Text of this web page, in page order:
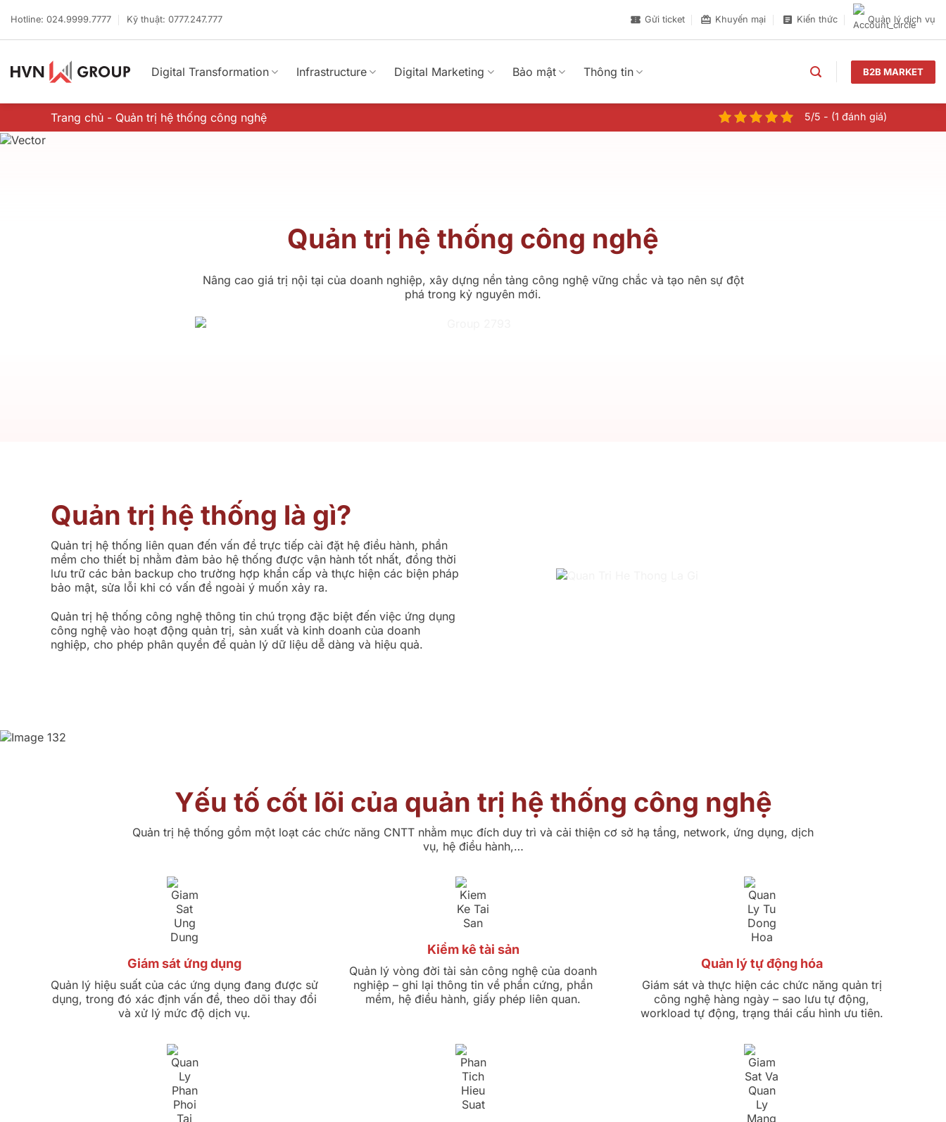
quaHotline: 024.9999.7777 Kỹ thuật: 0777.247.777 Gửi ticket Khuyến mại Kiến thức Quản lý dịch vụ
Digital Transformation Infrastructure Digital Marketing Bảo mật Thông tin B2B MARKET
Trang chủ - Quản trị hệ thống công nghệ 5/5 - (1 đánh giá)
Quản trị hệ thống công nghệ
Nâng cao giá trị nội tại của doanh nghiệp, xây dựng nền tảng công nghệ vững chắc và tạo nên sự đột
phá trong kỷ nguyên mới.
Quản trị hệ thống là gì?
Quản trị hệ thống liên quan đến vấn đề trực tiếp cài đặt hệ điều hành, phần
mềm cho thiết bị nhằm đảm bảo hệ thống được vận hành tốt nhất, đồng thời
lưu trữ các bản backup cho trường hợp khẩn cấp và thực hiện các biện pháp
bảo mật, sửa lỗi khi có vấn đề ngoài ý muốn xảy ra.
Quản trị hệ thống công nghệ thông tin chú trọng đặc biệt đến việc ứng dụng
công nghệ vào hoạt động quản trị, sản xuất và kinh doanh của doanh
nghiệp, cho phép phân quyền để quản lý dữ liệu dễ dàng và hiệu quả.
Yếu tố cốt lõi của quản trị hệ thống công nghệ
Quản trị hệ thống gồm một loạt các chức năng CNTT nhằm mục đích duy trì và cải thiện cơ sở hạ tầng, network, ứng dụng, dịch
vụ, hệ điều hành,…
Giám sát ứng dụng
Quản lý hiệu suất của các ứng dụng đang được sử
dụng, trong đó xác định vấn đề, theo dõi thay đổi
và xử lý mức độ dịch vụ.
Kiểm kê tài sản
Quản lý vòng đời tài sản công nghệ của doanh
nghiệp – ghi lại thông tin về phần cứng, phần
mềm, hệ điều hành, giấy phép liên quan.
Quản lý tự động hóa
Giám sát và thực hiện các chức năng quản trị
công nghệ hàng ngày – sao lưu tự động,
workload tự động, trạng thái cấu hình ưu tiên.